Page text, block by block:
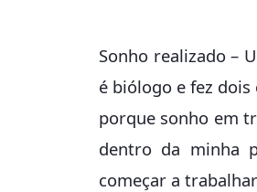
Sonho realizado –
é biólogo e fez
porque sonho em
dentro da minha
começar a